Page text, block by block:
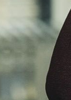
Rahatarkus